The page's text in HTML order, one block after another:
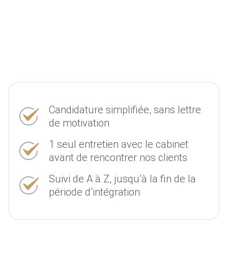
Candidature simplifiée, sans lettre
de motivation
1 seul entretien avec le cabinet
avant de rencontrer nos clients
Suivi de A à Z, jusqu’à la fin de la
période d’intégration